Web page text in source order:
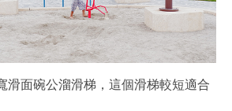
滑面碗公溜滑梯，這個滑梯較短適合